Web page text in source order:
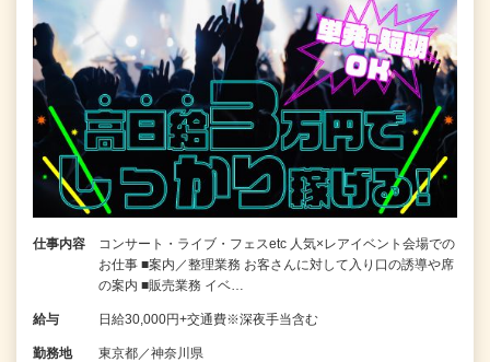
仕事内容
コンサート・ライブ・フェスetc 人気×レアイベント会場での
お仕事 ■案内／整理業務 お客さんに対して入り口の誘導や席
の案内 ■販売業務 イベ…
給与 日給30,000円+交通費※深夜手当含む
勤務地 東京都／神奈川県